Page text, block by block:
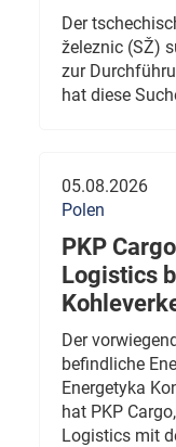
Der
železnic (SŽ)
zur
hat diese
05.08.2026
Polen
PKP
Logistics
Der
befindliche
Energetyka
hat PKP
Logistics mit